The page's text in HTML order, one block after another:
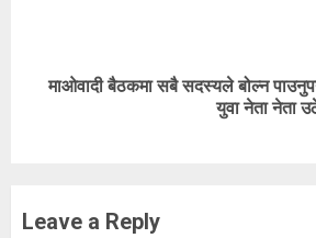
Next
माओवादी बैठकमा सबै सदस्यले बोल्न
युवा नेता नेता
Leave a Reply